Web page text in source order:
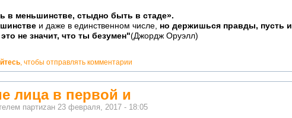
в меньшинстве, стыдно быть в стаде».
и даже в единственном числе, но держишься правды, пусть и
не значит, что ты безумен"(Джордж Оруэлл)
, чтобы отправлять комментарии
лица в первой и
партиzан 23 февраля, 2017 - 18:05